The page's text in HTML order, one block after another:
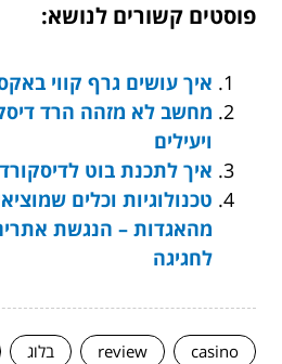
פוסטים קשורים לנושא:
איך עושים גרף קווי
מחשב לא מזהה הרד
ויעילים
איך לתכנת בוט
טכנולוגיות וכלים
מהאגדות – הנגשת
לחגיגה
casino
review בלוג